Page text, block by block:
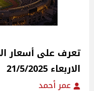
الاربعاء 21/5/2025
عمر أحمد